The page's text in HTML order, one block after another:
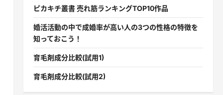
ピカキチ叢書 売れ筋ランキングTOP10作品
婚活活動の中で成婚率が高い人の3つの性格の特徴を
知っておこう！
育毛剤成分比較(試用1)
育毛剤成分比較(試用2)